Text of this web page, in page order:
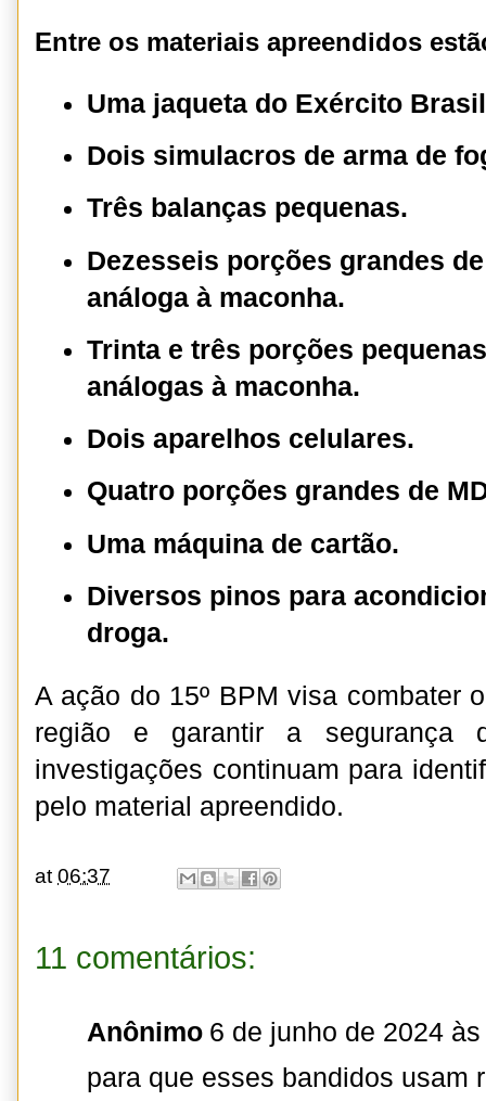
Entre os materiais apreendidos
Uma jaqueta do Exército
Dois simulacros de arma de
Três balanças pequenas.
Dezesseis porções grandes
análoga à maconha.
Trinta e três porções
análogas à maconha.
Dois aparelhos celulares.
Quatro porções grandes de
Uma máquina de cartão.
Diversos pinos para
droga.
A ação do 15º BPM visa combater
região e garantir a segurança
investigações continuam para
pelo material apreendido.
at 06:37
11 comentários:
Anônimo 6 de junho de 2024
para que esses bandidos usam